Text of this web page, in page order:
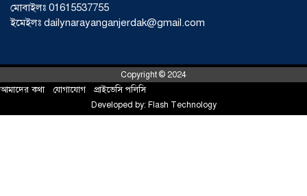
মোবাইলঃ 01615537755
ইমেইলঃ dailynarayanganjerdak@gmail.com
Copyright © 2024
আমাদের কথা যোগাযোগ প্রাইভেসি পলিসি
Developed by: Flash Technology